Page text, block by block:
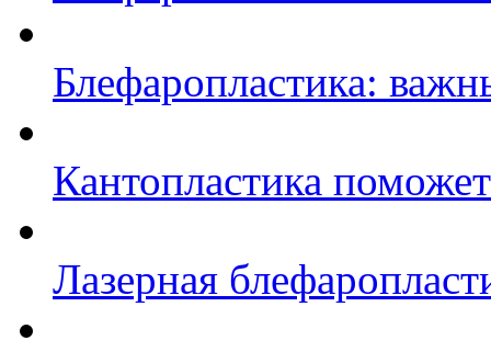
Блефаропластика:
Кантопластика
Лазерная